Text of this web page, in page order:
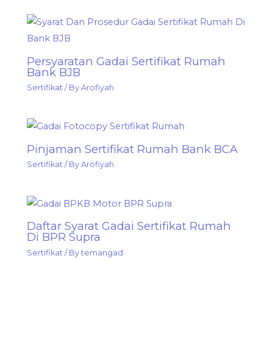
Persyaratan Gadai Sertifikat Rumah
Bank BJB
Sertifikat / ByArofiyah
Pinjaman Sertifikat Rumah Bank BCA
Sertifikat / ByArofiyah
Daftar Syarat Gadai Sertifikat Rumah
Di BPR Supra
Sertifikat / Bytemangad